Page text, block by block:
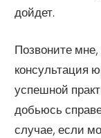
дойдет.
Позвоните
консультация
успешной
добьюсь
случае, если